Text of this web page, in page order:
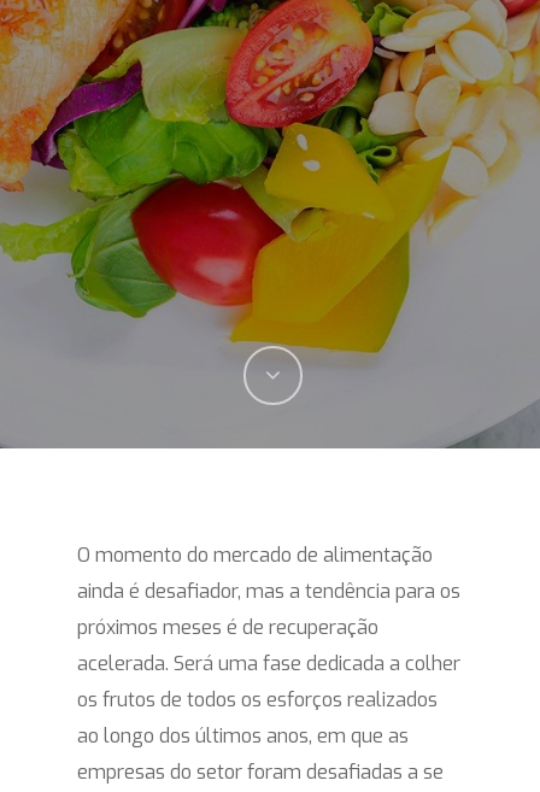
O momento do mercado de alimentação
ainda é desafiador, mas a tendência para os
próximos meses é de recuperação
acelerada. Será uma fase dedicada a colher
os frutos de todos os esforços realizados
ao longo dos últimos anos, em que as
empresas do setor foram desafiadas a se